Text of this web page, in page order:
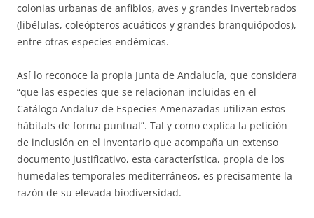
colonias urbanas de anfibios, aves y grandes invertebrados
(libélulas, coleópteros acuáticos y grandes branquiópodos),
entre otras especies endémicas.
Así lo reconoce la propia Junta de Andalucía, que considera
“que las especies que se relacionan incluidas en el
Catálogo Andaluz de Especies Amenazadas utilizan estos
hábitats de forma puntual”. Tal y como explica la petición
de inclusión en el inventario que acompaña un extenso
documento justificativo, esta característica, propia de los
humedales temporales mediterráneos, es precisamente la
razón de su elevada biodiversidad.